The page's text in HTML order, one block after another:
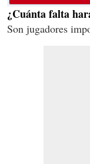
¿Cuánta falta
Son jugadores